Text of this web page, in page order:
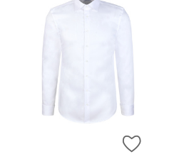
WUNSCHLISTE HINZUFÜGEN
ZUR